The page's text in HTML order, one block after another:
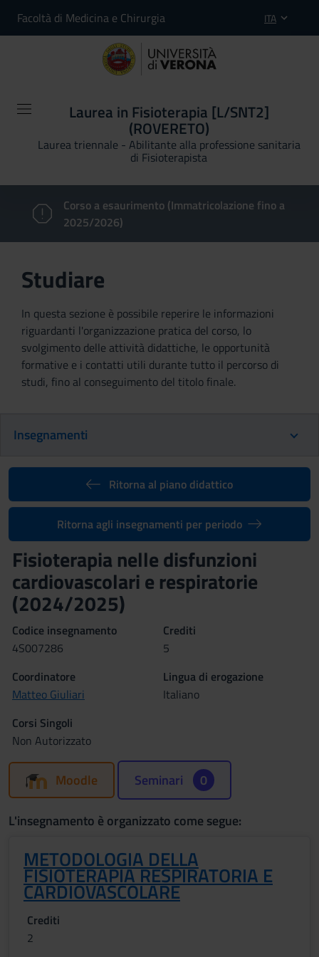
Facoltà di Medicina e Chirurgia ITA
Laurea in Fisioterapia [L/SNT2]
(ROVERETO)
Laurea triennale - Abilitante alla professione sanitaria
di Fisioterapista
Corso a esaurimento (Immatricolazione fino a
2025/2026)
Studiare
In questa sezione è possibile reperire le informazioni
riguardanti l'organizzazione pratica del corso, lo
svolgimento delle attività didattiche, le opportunità
formative e i contatti utili durante tutto il percorso di
studi, fino al conseguimento del titolo finale.
Insegnamenti
Ritorna al piano didattico
Ritorna agli insegnamenti per periodo
Fisioterapia nelle disfunzioni
cardiovascolari e respiratorie
(2024/2025)
Codice insegnamento
4S007286
Crediti
5
Coordinatore
Matteo Giuliari
Lingua di erogazione
Italiano
Corsi Singoli
Non Autorizzato
Moodle Seminari 0
L'insegnamento è organizzato come segue:
METODOLOGIA DELLA
FISIOTERAPIA RESPIRATORIA E
CARDIOVASCOLARE
Crediti
2